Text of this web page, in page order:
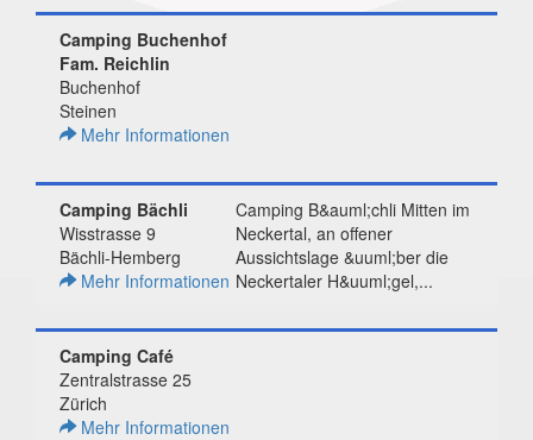
Camping Buchenhof
Fam. Reichlin
Buchenhof
Steinen
Mehr Informationen
Camping B&auml;chli Mitten im
Neckertal, an offener
Aussichtslage &uuml;ber die
Neckertaler H&uuml;gel,...
Camping Bächli
Wisstrasse 9
Bächli-Hemberg
Mehr Informationen
Camping Café
Zentralstrasse 25
Zürich
Mehr Informationen